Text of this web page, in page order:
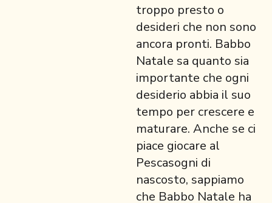
troppo presto o
desideri che non sono
ancora pronti. Babbo
Natale sa quanto sia
importante che ogni
desiderio abbia il suo
tempo per crescere e
maturare. Anche se ci
piace giocare al
Pescasogni di
nascosto, sappiamo
che Babbo Natale ha